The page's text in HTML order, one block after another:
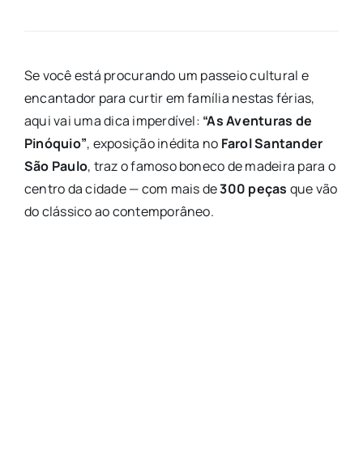
Se você está procurando um passeio cultural e
encantador para curtir em família nestas férias,
aqui vai uma dica imperdível: “As Aventuras de
Pinóquio”, exposição inédita no Farol Santander
São Paulo, traz o famoso boneco de madeira para o
centro da cidade — com mais de300 peças que vão
do clássico ao contemporâneo.